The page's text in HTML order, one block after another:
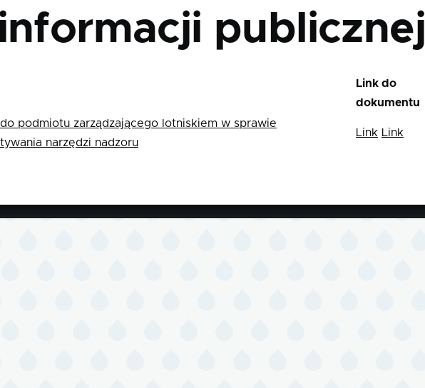
publicznej
Link do
dokumentu
podmiotu zarządzającego lotniskiem w sprawie
narzędzi nadzoru
Link Link